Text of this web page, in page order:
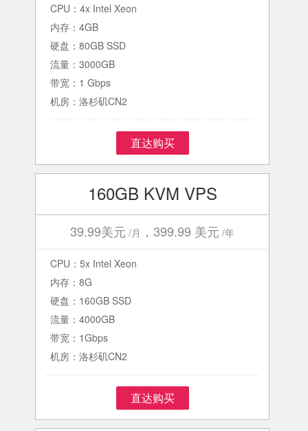
CPU：4x Intel Xeon
内存：4GB
硬盘：80GB SSD
流量：3000GB
带宽：1 Gbps
机房：洛杉矶CN2
直达购买
160GB KVM VPS
39.99美元 /月 ，399.99 美元 /年
CPU：5x Intel Xeon
内存：8G
硬盘：160GB SSD
流量：4000GB
带宽：1Gbps
机房：洛杉矶CN2
直达购买